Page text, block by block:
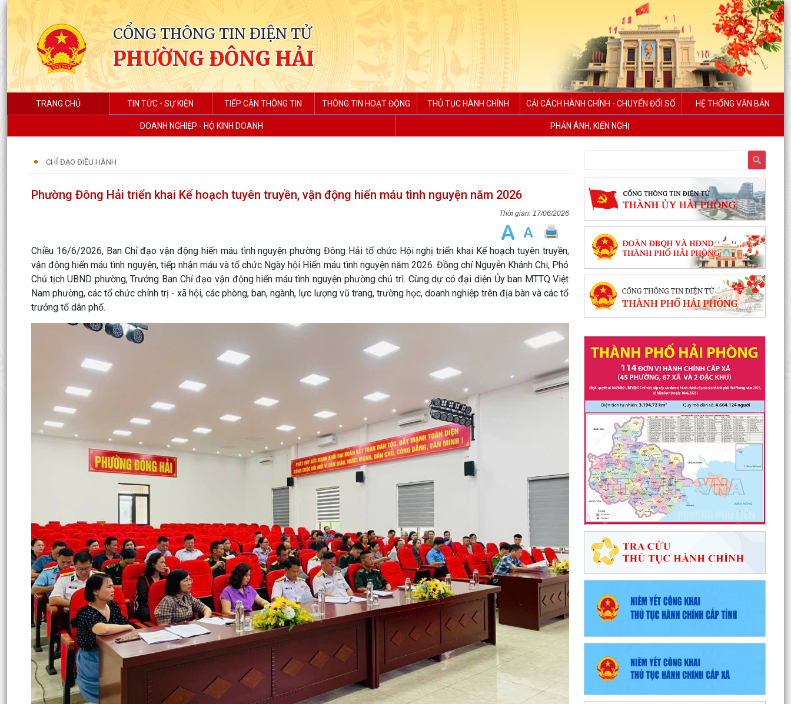
CỔNG THÔNG TIN ĐIỆN TỬ
PHƯỜNG ĐÔNG HẢI
TRANG CHỦ TIN TỨC - SỰ KIỆN TIẾP CẬN THÔNG TIN THÔNG TIN HOẠT ĐỘNG THỦ TỤC HÀNH CHÍNH CẢI CÁCH HÀNH CHÍNH - CHUYỂN ĐỔI SỐ HỆ THỐNG VĂN BẢN
DOANH NGHIỆP - HỘ KINH DOANH PHẢN ÁNH, KIẾN NGHỊ
CHỈ ĐẠO ĐIỀU HÀNH
Phường Đông Hải triển khai Kế hoạch tuyên truyền, vận động hiến máu tình nguyện năm 2026
17/06/2026
Chiều 16/6/2026, Ban Chỉ đạo vận động hiến máu tình nguyện phường Đông Hải tổ chức Hội nghị triển khai Kế hoạch tuyên truyền,
vận động hiến máu tình nguyện, tiếp nhận máu và tổ chức Ngày hội Hiến máu tình nguyện năm 2026. Đồng chí Nguyễn Khánh Chi, Phó
Chủ tịch UBND phường, Trưởng Ban Chỉ đạo vận động hiến máu tình nguyện phường chủ trì. Cùng dự có đại diện Ủy ban MTTQ Việt
Nam phường, các tổ chức chính trị - xã hội, các phòng, ban, ngành, lực lượng vũ trang, trường học, doanh nghiệp trên địa bàn và các tổ
trưởng tổ dân phố.